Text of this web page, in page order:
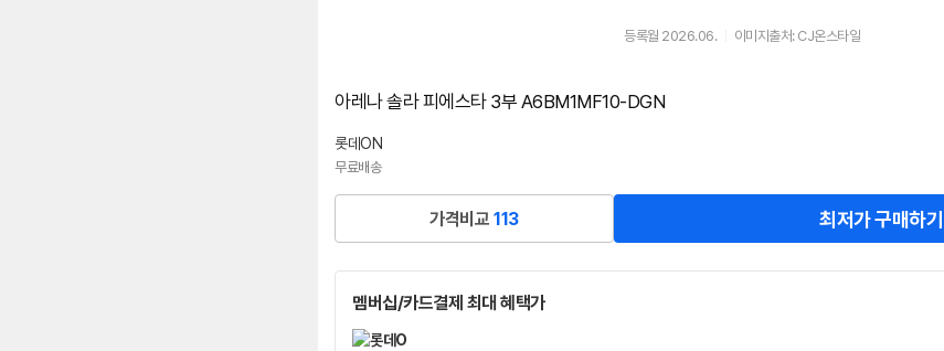
등록월 2026.06. 이미지출처: CJ온스타일
아레나 솔라 피에스타 3부 A6BM1MF10-DGN
롯데ON
무료배송
가격비교 113 최저가 구매하기
멤버십/카드결제 최대 혜택가